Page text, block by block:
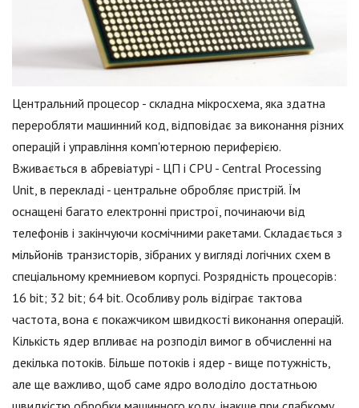
Центральний процесор - складна мікросхема, яка здатна
переробляти машинний код, відповідає за виконання різних
операцій і управління комп'ютерною периферією.
Вживається в абревіатурі - ЦП і CPU - Central Processing
Unit, в перекладі - центральне обробляє пристрій. Їм
оснащені багато електронні пристрої, починаючи від
телефонів і закінчуючи космічними ракетами. Складається з
мільйонів транзисторів, зібраних у вигляді логічних схем в
спеціальному кремниевом корпусі. Розрядність процесорів:
16 bit; 32 bit; 64 bit. Особливу роль відіграє тактова
частота, вона є покажчиком швидкості виконання операцій.
Кількість ядер впливає на розподіл вимог в обчисленні на
декілька потоків. Більше потоків і ядер - вище потужність,
але ще важливо, щоб саме ядро володіло достатньою